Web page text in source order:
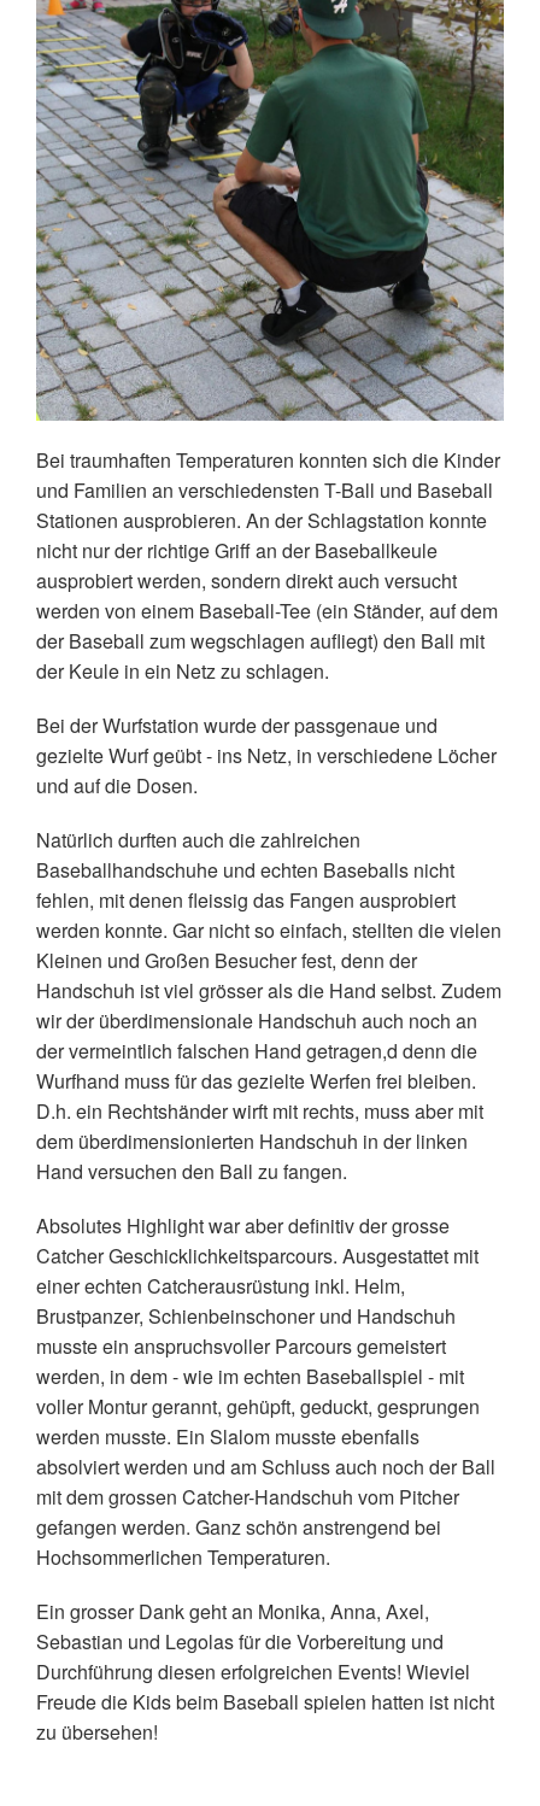
Bei traumhaften Temperaturen konnten sich die Kinder
und Familien an verschiedensten T-Ball und Baseball
Stationen ausprobieren. An der Schlagstation konnte
nicht nur der richtige Griff an der Baseballkeule
ausprobiert werden, sondern direkt auch versucht
werden von einem Baseball-Tee (ein Ständer, auf dem
der Baseball zum wegschlagen aufliegt) den Ball mit
der Keule in ein Netz zu schlagen.
Bei der Wurfstation wurde der passgenaue und
gezielte Wurf geübt - ins Netz, in verschiedene Löcher
und auf die Dosen.
Natürlich durften auch die zahlreichen
Baseballhandschuhe und echten Baseballs nicht
fehlen, mit denen fleissig das Fangen ausprobiert
werden konnte. Gar nicht so einfach, stellten die vielen
Kleinen und Großen Besucher fest, denn der
Handschuh ist viel grösser als die Hand selbst. Zudem
wir der überdimensionale Handschuh auch noch an
der vermeintlich falschen Hand getragen,d denn die
Wurfhand muss für das gezielte Werfen frei bleiben.
D.h. ein Rechtshänder wirft mit rechts, muss aber mit
dem überdimensionierten Handschuh in der linken
Hand versuchen den Ball zu fangen.
Absolutes Highlight war aber definitiv der grosse
Catcher Geschicklichkeitsparcours. Ausgestattet mit
einer echten Catcherausrüstung inkl. Helm,
Brustpanzer, Schienbeinschoner und Handschuh
musste ein anspruchsvoller Parcours gemeistert
werden, in dem - wie im echten Baseballspiel - mit
voller Montur gerannt, gehüpft, geduckt, gesprungen
werden musste. Ein Slalom musste ebenfalls
absolviert werden und am Schluss auch noch der Ball
mit dem grossen Catcher-Handschuh vom Pitcher
gefangen werden. Ganz schön anstrengend bei
Hochsommerlichen Temperaturen.
Ein grosser Dank geht an Monika, Anna, Axel,
Sebastian und Legolas für die Vorbereitung und
Durchführung diesen erfolgreichen Events! Wieviel
Freude die Kids beim Baseball spielen hatten ist nicht
zu übersehen!